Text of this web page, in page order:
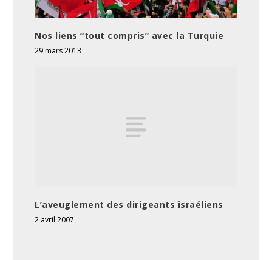
Nos liens “tout compris” avec la Turquie
29 mars 2013
L’aveuglement des dirigeants israéliens
2 avril 2007